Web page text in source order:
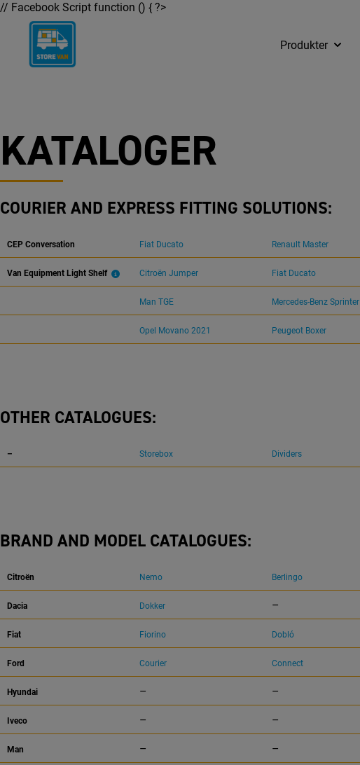
// Facebook Script function () { ?>Hop
Produkter
KATALOGER
COURIER AND EXPRESS FITTING SOLUTIONS:
CEP Conversation Fiat Ducato Renault Master
Van Equipment Light Shelf Citroën Jumper Fiat Ducato
Man TGE Mercedes-Benz Sprinter
Opel Movano 2021 Peugeot Boxer
OTHER CATALOGUES:
– Storebox Dividers
BRAND AND MODEL CATALOGUES:
Citroën Nemo Berlingo
Dacia Dokker –
Fiat Fiorino Dobló
Ford Courier Connect
Hyundai – –
Iveco – –
Man – –